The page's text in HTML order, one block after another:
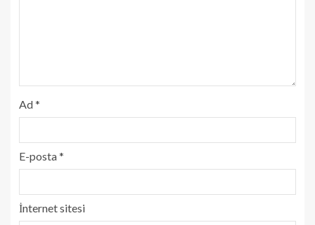
Ad*
E-posta*
İnternet sitesi